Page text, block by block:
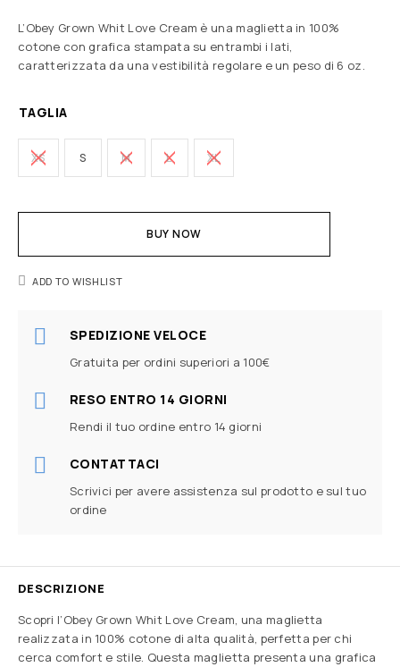
L’Obey Grown Whit Love Cream è una maglietta in 100%
cotone con grafica stampata su entrambi i lati,
caratterizzata da una vestibilità regolare e un peso di 6 oz.
TAGLIA
XS S M L XL
BUY NOW
ADD TO WISHLIST
SPEDIZIONE VELOCE
Gratuita per ordini superiori a 100€
RESO ENTRO 14 GIORNI
Rendi il tuo ordine entro 14 giorni
CONTATTACI
Scrivici per avere assistenza sul prodotto e sul tuo
ordine
DESCRIZIONE
Scopri l’Obey Grown Whit Love Cream, una maglietta
realizzata in 100% cotone di alta qualità, perfetta per chi
cerca comfort e stile. Questa maglietta presenta una grafica